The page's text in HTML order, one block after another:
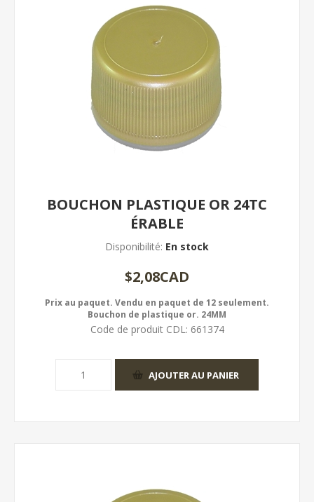
BOUCHON PLASTIQUE OR 24TC
ÉRABLE
Disponibilité: En stock
$2,08CAD
Prix au paquet. Vendu en paquet de 12 seulement.
Bouchon de plastique or. 24MM
Code de produit CDL: 661374